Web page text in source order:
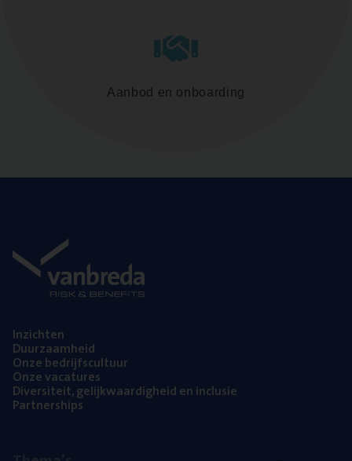
Aanbod en onboarding
Inzich­ten
Duur­zaam­heid
Onze bedrijfs­cul­tuur
Onze vaca­tu­res
Diver­si­teit, gelijk­waar­dig­heid en inclusie
Part­ner­ships